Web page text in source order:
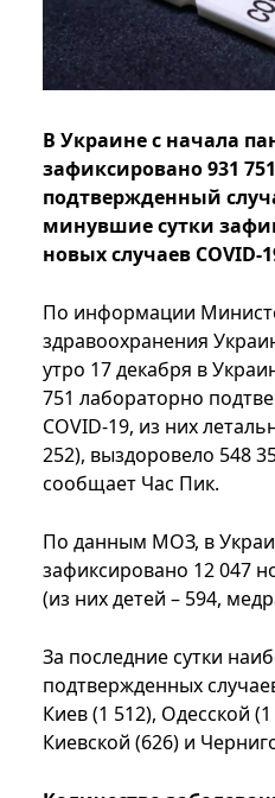
В Украине с начала
зафиксировано 931
подтвержденный
минувшие сутки
новых случаев COVID-
По информации
здравоохранения
утро 17 декабря в
751 лабораторно
COVID-19, из них
252), выздоровело 548
сообщает Час Пик.
По данным МОЗ, в
зафиксировано 12 047
(из них детей – 594,
За последние сутки
подтвержденных
Киев (1 512), Одесской
Киевской (626) и